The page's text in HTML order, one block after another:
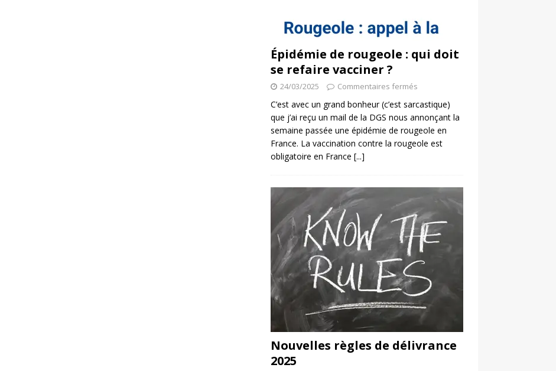
Épidémie de rougeole : qui doit
se refaire vacciner ?
24/03/2025 Commentaires fermés
C’est avec un grand bonheur (c’est sarcastique)
que j’ai reçu un mail de la DGS nous annonçant la
semaine passée une épidémie de rougeole en
France. La vaccination contre la rougeole est
obligatoire en France [...]
Nouvelles règles de délivrance
2025